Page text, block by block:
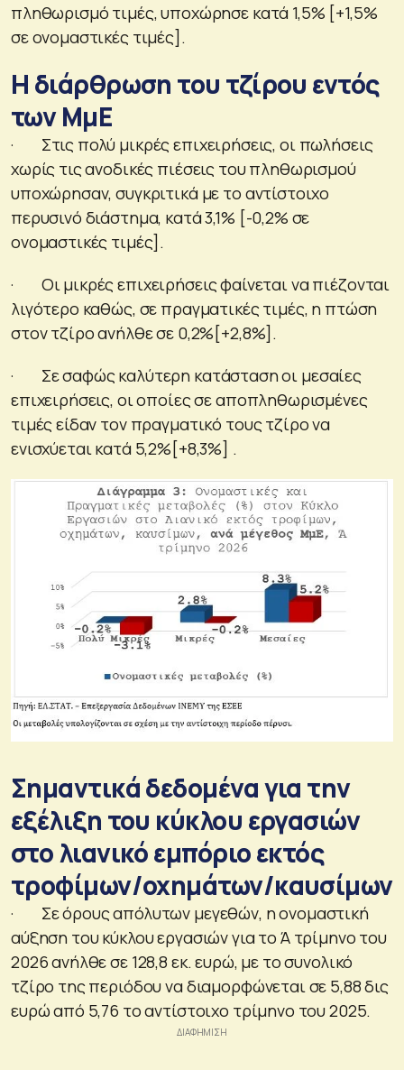
πληθωρισμό τιμές, υποχώρησε κατά 1,5% [+1,5%
σε ονομαστικές τιμές].
Η διάρθρωση του τζίρου εντός
των ΜμΕ
· Στις πολύ μικρές επιχειρήσεις, οι πωλήσεις
χωρίς τις ανοδικές πιέσεις του πληθωρισμού
υποχώρησαν, συγκριτικά με το αντίστοιχο
περυσινό διάστημα, κατά 3,1% [-0,2% σε
ονομαστικές τιμές].
· Οι μικρές επιχειρήσεις φαίνεται να πιέζονται
λιγότερο καθώς, σε πραγματικές τιμές, η πτώση
στον τζίρο ανήλθε σε 0,2%[+2,8%].
· Σε σαφώς καλύτερη κατάσταση οι μεσαίες
επιχειρήσεις, οι οποίες σε αποπληθωρισμένες
τιμές είδαν τον πραγματικό τους τζίρο να
ενισχύεται κατά 5,2%[+8,3%] .
Σημαντικά δεδομένα για την
εξέλιξη του κύκλου εργασιών
στο λιανικό εμπόριο εκτός
τροφίμων/οχημάτων/καυσίμων
· Σε όρους απόλυτων μεγεθών, η ονομαστική
αύξηση του κύκλου εργασιών για το Ά τρίμηνο του
2026 ανήλθε σε 128,8 εκ. ευρώ, με το συνολικό
τζίρο της περιόδου να διαμορφώνεται σε 5,88 δις
ευρώ από 5,76 το αντίστοιχο τρίμηνο του 2025.